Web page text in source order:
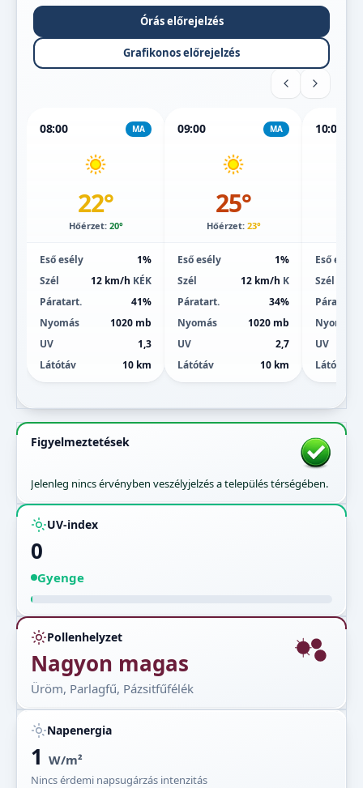
Órás előrejelzés
Grafikonos előrejelzés
08:00 MA
22°
Hőérzet: 20°
Eső esély
1%
Szél
12 km/h KÉK
Páratart.
41%
Nyomás
1020 mb
UV
1,3
Látótáv
10 km
09:00 MA
25°
Hőérzet: 23°
Eső esély
1%
Szél
12 km/h K
Páratart.
34%
Nyomás
1020 mb
UV
2,7
Látótáv
10 km
10:00
Eső esély
Szél
Páratart.
Nyomás
UV
Látótáv
Figyelmeztetések
Jelenleg nincs érvényben veszélyjelzés a település térségében.
UV-index
0
Gyenge
Pollenhelyzet
Nagyon magas
Üröm, Parlagfű, Pázsitfűfélék
Napenergia
1 W/m²
Nincs érdemi napsugárzás intenzitás